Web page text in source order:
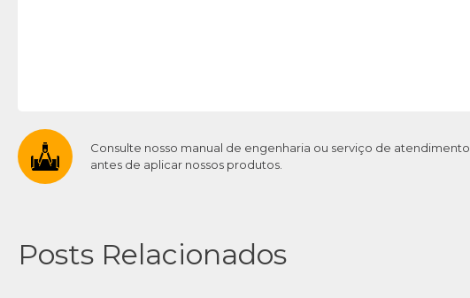
Consulte nosso manual de engenharia ou serviço de atendimento
antes de aplicar nossos produtos.
Posts Relacionados